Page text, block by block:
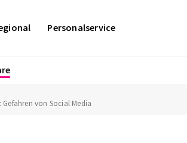
Personalservice
von Social Media